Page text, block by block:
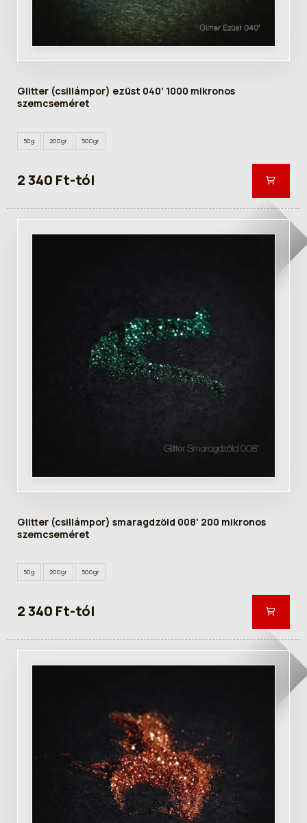
Glitter (csillámpor) ezüst 040' 1000 mikronos
szemcseméret
50g 200gr 500gr
2 340 Ft-tól
Glitter (csillámpor) smaragdzöld 008' 200 mikronos
szemcseméret
50g 200gr 500gr
2 340 Ft-tól